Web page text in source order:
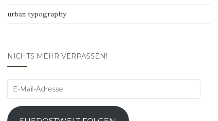
urban typography
NICHTS MEHR VERPASSEN!
E-
Adresse